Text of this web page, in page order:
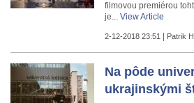
filmovou premiérou
je... View Article
2-12-2018 23:51 Patrik
Na pôde
ukrajinskými